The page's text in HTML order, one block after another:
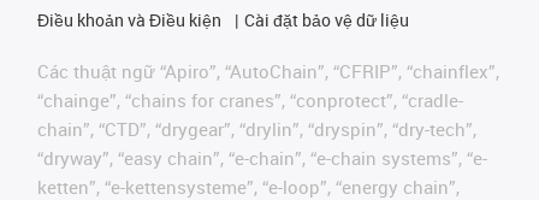
Điều khoản và Điều kiện
Cài đặt bảo vệ dữ liệu
Các thuật ngữ “Apiro”, “AutoChain”, “CFRIP”, “chainflex”,
“chainge”, “chains for cranes”, “conprotect”, “cradle-
chain”, “CTD”, “drygear”, “drylin”, “dryspin”, “dry-tech”,
“dryway”, “easy chain”, “e-chain”, “e-chain systems”, “e-
ketten”, “e-kettensysteme”, “e-loop”, “energy chain”,